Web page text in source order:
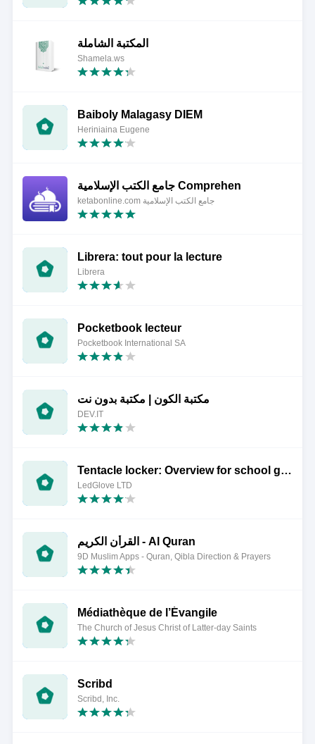
المكتبة الشاملة
Shamela.ws
Baiboly Malagasy DIEM
Heriniaina Eugene
جامع الكتب الإسلامية Comprehen
ketabonline.com جامع الكتب الإسلامية
Librera: tout pour la lecture
Librera
Pocketbook lecteur
Pocketbook International SA
مكتبة الكون | مكتبة بدون نت
DEV.IT
Tentacle locker: Overview for school game
LedGlove LTD
القرأن الكريم - Al Quran
9D Muslim Apps - Quran, Qibla Direction & Prayers
Médiathèque de l’Évangile
The Church of Jesus Christ of Latter-day Saints
Scribd
Scribd, Inc.